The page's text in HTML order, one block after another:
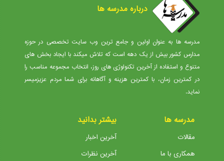
درباره مدرسه ها
مدرسه ها به عنوان اولین و جامع ترین وب سایت تخصصی در حوزه
مدارس کشور بیش از یک دهه است که تلاش میکند با ایجاد بخش های
متنوع و استفاده از آخرین تکنولوژی های روز، انتخاب مجموعه مناسب را
در کمترین زمان، با کمترین هزینه و آگاهانه برای شما مردم عزیزمیسر
نماید.
مدرسه ها
مقالات
همکاری با ما
بیشتر بدانید
آخرین اخبار
آخرین نظرات